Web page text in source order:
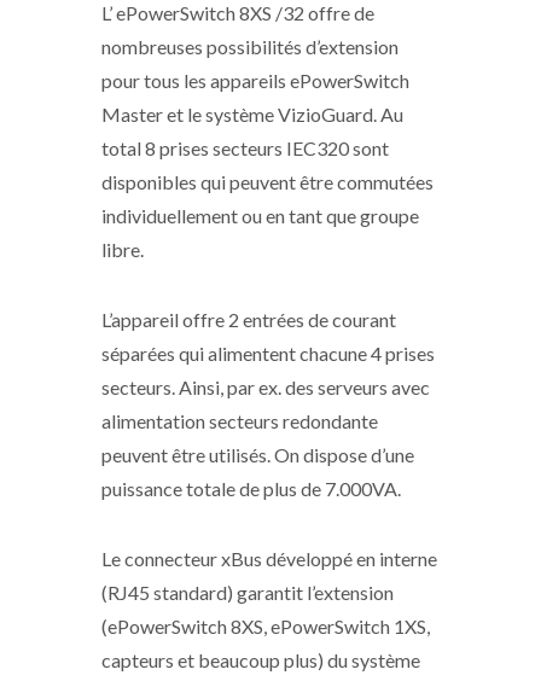
L’ ePowerSwitch 8XS /32 offre de
nombreuses possibilités d’extension
pour tous les appareils ePowerSwitch
Master et le système VizioGuard. Au
total 8 prises secteurs IEC320 sont
disponibles qui peuvent être commutées
individuellement ou en tant que groupe
libre.
L’appareil offre 2 entrées de courant
séparées qui alimentent chacune 4 prises
secteurs. Ainsi, par ex. des serveurs avec
alimentation secteurs redondante
peuvent être utilisés. On dispose d’une
puissance totale de plus de 7.000VA.
Le connecteur xBus développé en interne
(RJ45 standard) garantit l’extension
(ePowerSwitch 8XS, ePowerSwitch 1XS,
capteurs et beaucoup plus) du système